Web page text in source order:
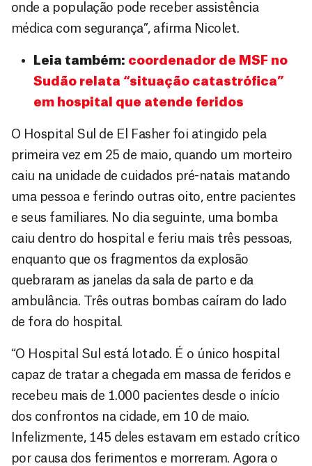
onde a população pode receber assistência
médica com segurança”, afirma Nicolet.
Leia também: coordenador de MSF no
Sudão relata “situação catastrófica”
em hospital que atende feridos
O Hospital Sul de El Fasher foi atingido pela
primeira vez em 25 de maio, quando um morteiro
caiu na unidade de cuidados pré-natais matando
uma pessoa e ferindo outras oito, entre pacientes
e seus familiares. No dia seguinte, uma bomba
caiu dentro do hospital e feriu mais três pessoas,
enquanto que os fragmentos da explosão
quebraram as janelas da sala de parto e da
ambulância. Três outras bombas caíram do lado
de fora do hospital.
“O Hospital Sul está lotado. É o único hospital
capaz de tratar a chegada em massa de feridos e
recebeu mais de 1.000 pacientes desde o início
dos confrontos na cidade, em 10 de maio.
Infelizmente, 145 deles estavam em estado crítico
por causa dos ferimentos e morreram. Agora o